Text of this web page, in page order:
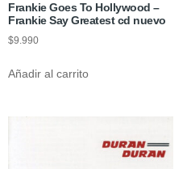
Frankie Goes To Hollywood –
Frankie Say Greatest cd nuevo
$9.990
Añadir al carrito